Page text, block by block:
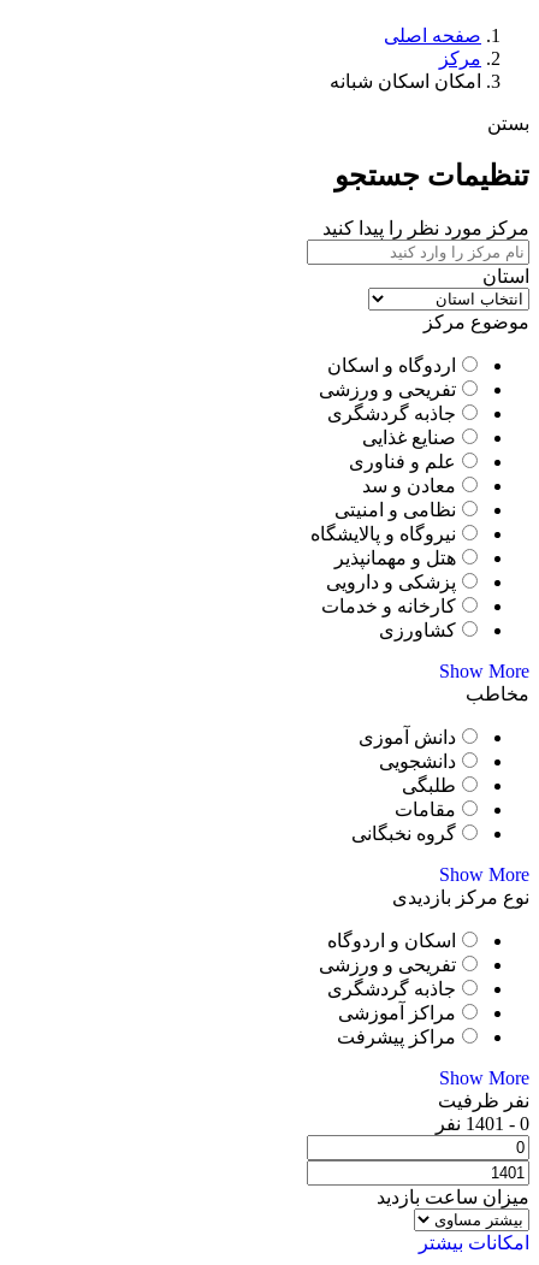
صفحه اصلی
مرکز
امکان اسکان شبانه
بستن
تنظیمات جستجو
مرکز مورد نظر را پیدا کنید
استان
موضوع مرکز
اردوگاه و اسکان
تفریحی و ورزشی
جاذبه گردشگری
صنایع غذایی
علم و فناوری
معادن و سد
نظامی و امنیتی
نیروگاه و پالایشگاه
هتل و مهمانپذیر
پزشکی و دارویی
کارخانه و خدمات
کشاورزی
Show More
مخاطب
دانش آموزی
دانشجویی
طلبگی
مقامات
گروه نخبگانی
Show More
نوع مرکز بازدیدی
اسکان و اردوگاه
تفریحی و ورزشی
جاذبه گردشگری
مراکز آموزشی
مراکز پیشرفت
Show More
نفر ظرفیت
0
-
1401 نفر
میزان ساعت بازدید
امکانات بیشتر